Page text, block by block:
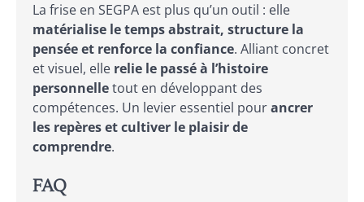
La frise en SEGPA est plus qu’un outil : elle
matérialise le temps abstrait, structure la
pensée et renforce la confiance. Alliant concret
et visuel, elle relie le passé à l’histoire
personnelletout en développant des
compétences. Un levier essentiel pourancrer
les repères et cultiver le plaisir de
comprendre.
FAQ